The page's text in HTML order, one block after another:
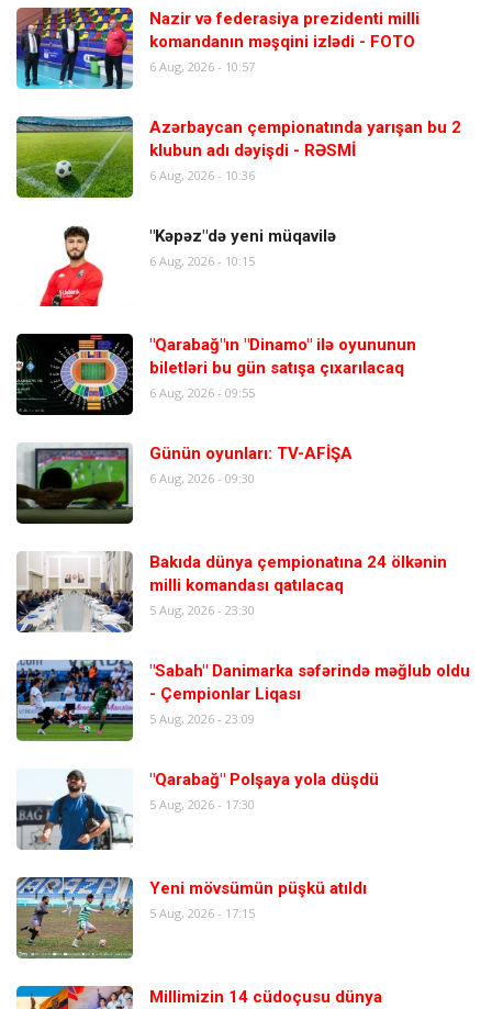
Nazir və federasiya prezidenti milli
komandanın məşqini izlədi - FOTO
6 Aug, 2026 - 10:57
Azərbaycan çempionatında yarışan bu 2
klubun adı dəyişdi - RƏSMİ
6 Aug, 2026 - 10:36
"Kəpəz"də yeni müqavilə
6 Aug, 2026 - 10:15
"Qarabağ"ın "Dinamo" ilə oyununun
biletləri bu gün satışa çıxarılacaq
6 Aug, 2026 - 09:55
Günün oyunları: TV-AFİŞA
6 Aug, 2026 - 09:30
Bakıda dünya çempionatına 24 ölkənin
milli komandası qatılacaq
5 Aug, 2026 - 23:30
"Sabah" Danimarka səfərində məğlub oldu
- Çempionlar Liqası
5 Aug, 2026 - 23:09
"Qarabağ" Polşaya yola düşdü
5 Aug, 2026 - 17:30
Yeni mövsümün püşkü atıldı
5 Aug, 2026 - 17:15
Millimizin 14 cüdoçusu dünya